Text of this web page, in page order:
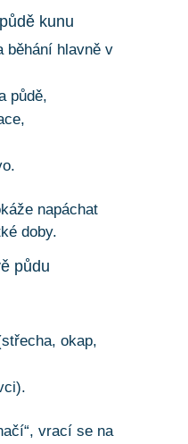
kunu
běhání hlavně v
půdě,
napáchat
doby.
půdu
okap,
vrací se na